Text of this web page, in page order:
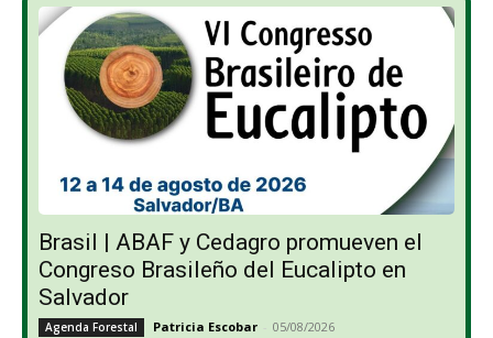
Brasil | ABAF y Cedagro promueven el
Congreso Brasileño del Eucalipto en
Salvador
Agenda Forestal Patricia Escobar - 05/08/2026